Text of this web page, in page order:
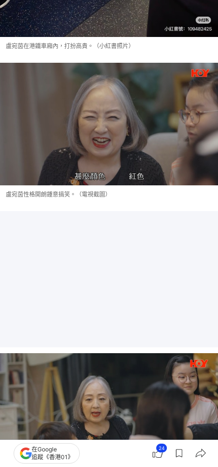
盧宛茵在港鐵車廂內，打扮高貴。（小紅書照片）
盧宛茵性格開朗鍾意搞笑。（電視截圖）
在Google
追蹤《香港01》
24